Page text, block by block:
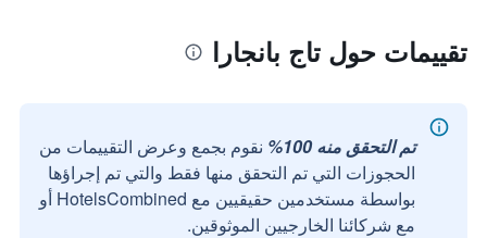
تقييمات حول تاج بانجارا
تم التحقق منه 100%
نقوم بجمع وعرض التقييمات من
الحجوزات التي تم التحقق منها فقط والتي تم إجراؤها
بواسطة مستخدمين حقيقيين مع HotelsCombined أو
مع شركائنا الخارجيين الموثوقين.